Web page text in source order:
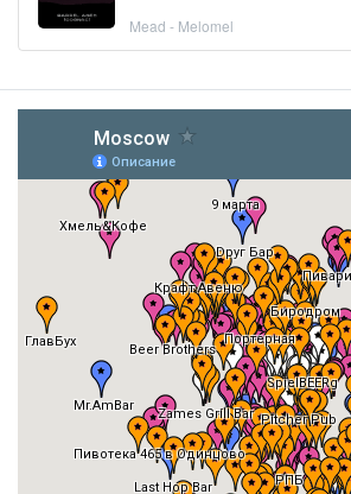
Mead - Melomel